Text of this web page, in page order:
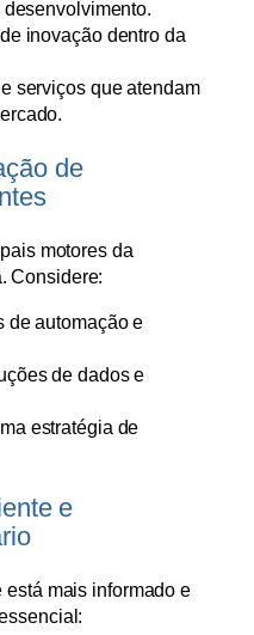
desenvolvimento.
inovação dentro da
serviços que atendam
de
motores da
Considere:
de automação e
de dados e
estratégia de
e
está mais informado e